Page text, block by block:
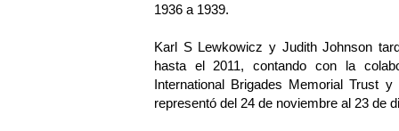
1936 a 1939.
Karl S Lewkowicz y Judith Johnson
hasta el 2011, contando con la
International Brigades Memorial Trust
representó del 24 de noviembre al 23 de